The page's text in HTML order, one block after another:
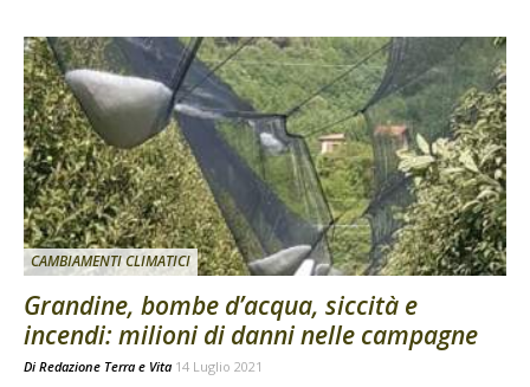
CAMBIAMENTI CLIMATICI
Grandine, bombe d’acqua, siccità e
incendi: milioni di danni nelle campagne
Di Redazione Terra e Vita 14 Luglio 2021